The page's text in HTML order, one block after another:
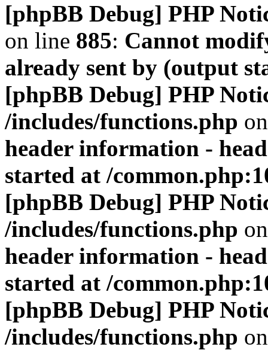
[phpBB Debug] PHP
on line 885: Cannot
already sent by (output
[phpBB Debug] PHP
/includes/functions.php
header information -
started at /
[phpBB Debug] PHP
/includes/functions.php
header information -
started at /
[phpBB Debug] PHP
/includes/functions.php